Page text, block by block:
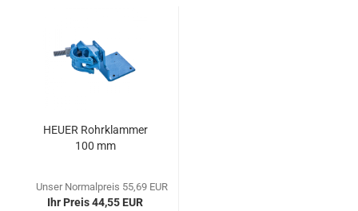
HEUER Rohrklammer
100 mm
Unser Normalpreis 55,69 EUR
Ihr Preis 44,55 EUR